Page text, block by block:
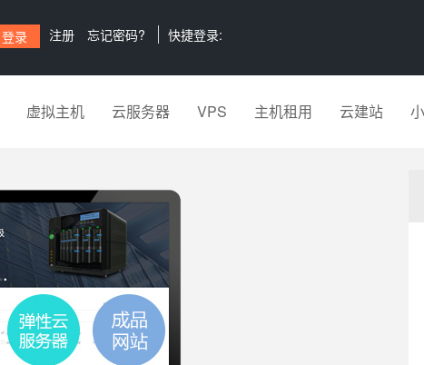
注册 忘记密码? 快捷登录:
虚拟主机 云服务器 VPS 主机租用 云建站